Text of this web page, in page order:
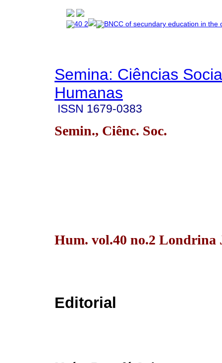
Semina: Ciências
Humanas
ISSN 1679-0383
Semin., Ciênc. Soc.
Hum. vol.40 no.2 Londrina
Editorial